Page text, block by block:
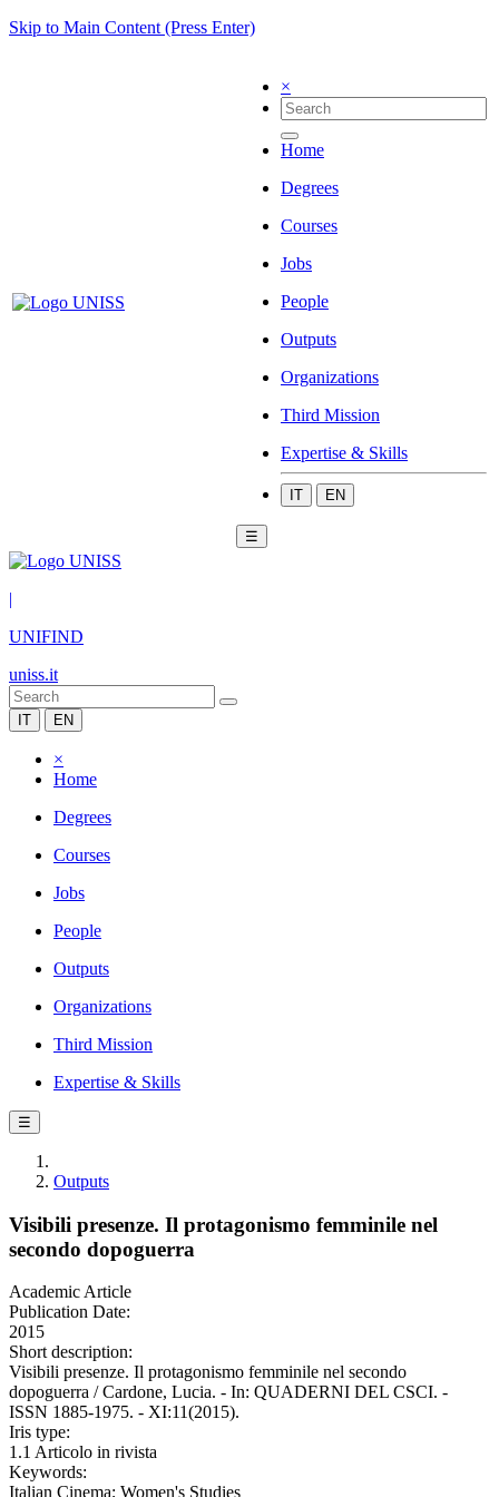
Skip to Main Content (Press Enter)
×
Home
Degrees
Courses
Jobs
People
Outputs
Organizations
Third Mission
Expertise & Skills
IT EN
☰
|
UNIFIND
uniss.it
IT EN
×
Home
Degrees
Courses
Jobs
People
Outputs
Organizations
Third Mission
Expertise & Skills
☰
Outputs
Visibili presenze. Il protagonismo femminile nel
secondo dopoguerra
Academic Article
Publication Date:
2015
Short description:
Visibili presenze. Il protagonismo femminile nel secondo
dopoguerra / Cardone, Lucia. - In: QUADERNI DEL CSCI. -
ISSN 1885-1975. - XI:11(2015).
Iris type:
1.1 Articolo in rivista
Keywords:
Italian Cinema; Women's Studies